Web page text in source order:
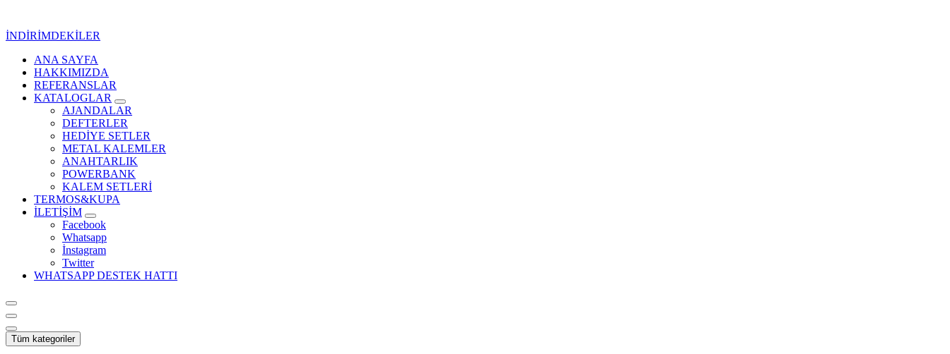
İNDİRİMDEKİLER
Kurumsal Promosyon-Hediyelik
ANA SAYFA
HAKKIMIZDA
REFERANSLAR
KATALOGLAR
AJANDALAR
DEFTERLER
HEDİYE SETLER
METAL KALEMLER
ANAHTARLIK
POWERBANK
KALEM SETLERİ
TERMOS&KUPA
İLETİŞİM
Facebook
Whatsapp
İnstagram
Twitter
WHATSAPP DESTEK HATTI
Tüm kategoriler